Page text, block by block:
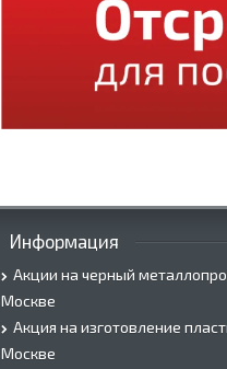
Информация
Акции на черный
Москве
Акция на изготовление
Москве